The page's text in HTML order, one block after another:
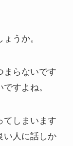
うか。
まらないです
すよね。
てしまいます
い人に話しか